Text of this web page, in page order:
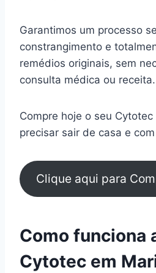
Garantimos um processo
constrangimento e
remédios originais, sem
consulta médica ou receita.
Compre hoje o seu
precisar sair de casa e
Clique aqui para
Como funciona
Cytotec em